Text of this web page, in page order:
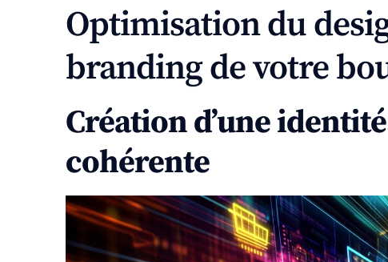
Optimisation du
branding de votre
Création d’une
cohérente